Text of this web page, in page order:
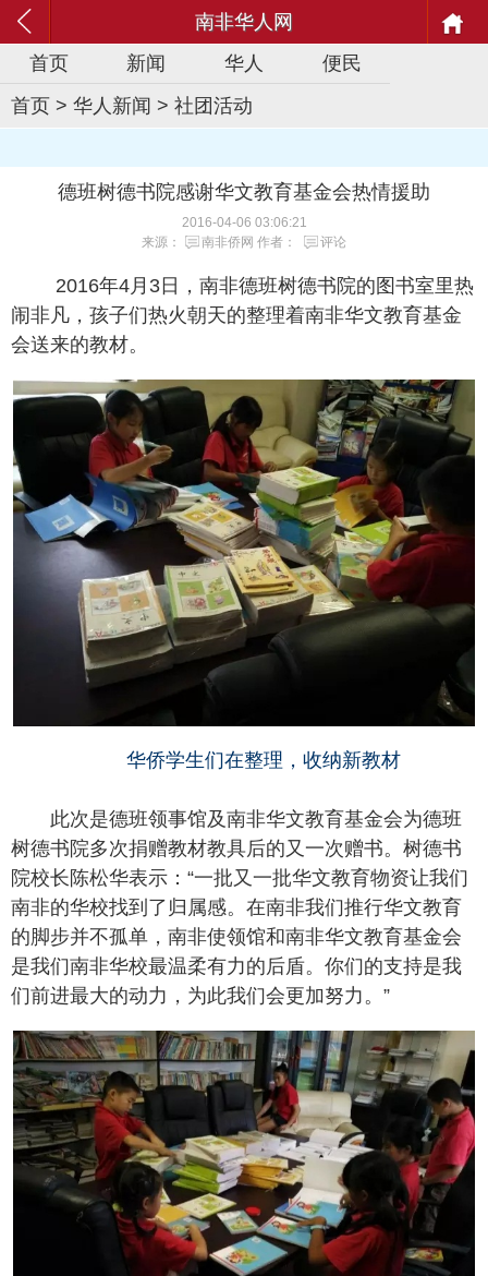
南非华人网
首页
新闻 华人
便民
首页 > 华人新闻 > 社团活动
德班树德书院感谢华文教育基金会热情援助
2016-04-06 03:06:21
来源：
南非侨网 作者： 评论
2016年4月3日，南非德班树德书院的图书室里热
闹非凡，孩子们热火朝天的整理着南非华文教育基金
会送来的教材。
华侨学生们在整理，收纳新教材
此次是德班领事馆及南非华文教育基金会为德班
树德书院多次捐赠教材教具后的又一次赠书。树德书
院校长陈松华表示：“一批又一批华文教育物资让我们
南非的华校找到了归属感。在南非我们推行华文教育
的脚步并不孤单，南非使领馆和南非华文教育基金会
是我们南非华校最温柔有力的后盾。你们的支持是我
们前进最大的动力，为此我们会更加努力。”